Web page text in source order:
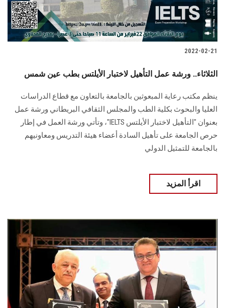
2022-02-21
الثلاثاء.. ورشة عمل التأهيل لاختبار الأيلتس بطب عين شمس
ينظم مكتب رعاية المبعوثين بالجامعة بالتعاون مع قطاع الدراسات
العليا والبحوث بكلية الطب والمجلس الثقافي البريطاني ورشة عمل
بعنوان "التأهيل لاختبار الأيلتس IELTS"، وتأتي ورشة العمل في إطار
حرص الجامعة على تأهيل السادة أعضاء هيئة التدريس ومعاونيهم
بالجامعة للتمثيل الدولي
اقرأ المزيد